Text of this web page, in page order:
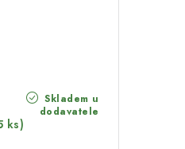
Skladem u
dodavatele
ks)